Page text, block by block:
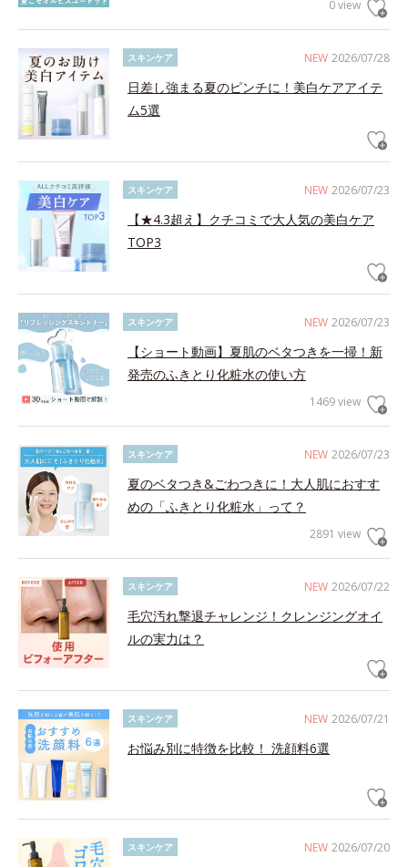
0 view
NEW 2026/07/28
スキンケア
日差し強まる夏のピンチに！美白ケアアイテ
ム5選
NEW 2026/07/23
スキンケア
【★4.3超え】クチコミで大人気の美白ケア
TOP3
NEW 2026/07/23
スキンケア
【ショート動画】夏肌のベタつきを一掃！新
発売のふきとり化粧水の使い方
1469 view
NEW 2026/07/23
スキンケア
夏のベタつき&ごわつきに！大人肌におすす
めの「ふきとり化粧水」って？
2891 view
NEW 2026/07/22
スキンケア
毛穴汚れ撃退チャレンジ！クレンジングオイ
ルの実力は？
NEW 2026/07/21
スキンケア
お悩み別に特徴を比較！ 洗顔料6選
NEW 2026/07/20
スキンケア